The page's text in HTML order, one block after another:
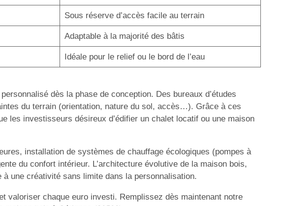
Sous réserve d’accès facile au terrain
Adaptable à la majorité des bâtis
Idéale pour le relief ou le bord de l’eau
dès la phase de conception. Des bureaux d’études
du terrain (orientation, nature du sol, accès…). Grâce à ces
les investisseurs désireux d’édifier un chalet locatif ou une maison
installation de systèmes de chauffage écologiques (pompes à
du confort intérieur. L’architecture évolutive de la maison bois,
une créativité sans limite dans la personnalisation.
valoriser chaque euro investi. Remplissez dès maintenant notre